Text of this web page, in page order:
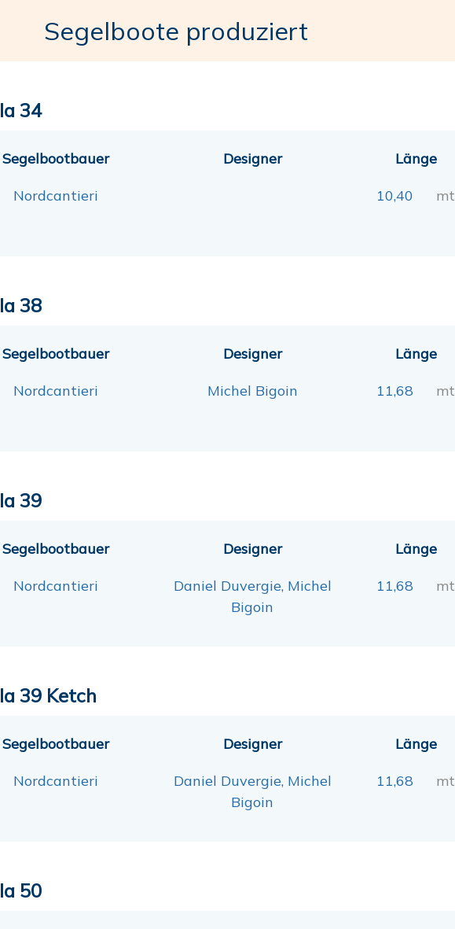
Segelboote produziert
34
Segelbootbauer
Nordcantieri
Designer Länge
10,40 mt
38
Segelbootbauer
Nordcantieri
Designer
Michel Bigoin
Länge
11,68 mt
39
Segelbootbauer
Nordcantieri
Designer
Daniel Duvergie, Michel
Bigoin
Länge
11,68 mt
39 Ketch
Segelbootbauer
Nordcantieri
Designer
Daniel Duvergie, Michel
Bigoin
Länge
11,68 mt
50